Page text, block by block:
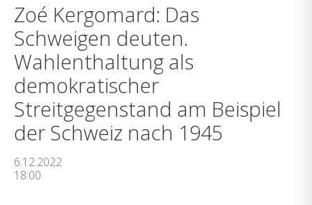
Zoé Kergomard: Das
Schweigen deuten.
Wahlenthaltung als
demokratischer
Streitgegenstand am Beispiel
der Schweiz nach 1945
6.12.2022
18:00